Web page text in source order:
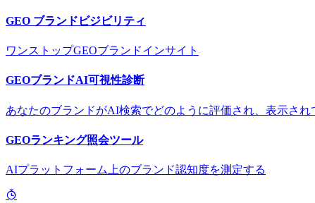
GEO ブランドビジビリティ
ワンストップGEOブランドインサイト
GEOブランドAI可視性診断
あなたのブランドがAI検索でどのように評価され、表示さ
GEOランキング照会ツール
AIプラットフォーム上のブランド認知度を測定する